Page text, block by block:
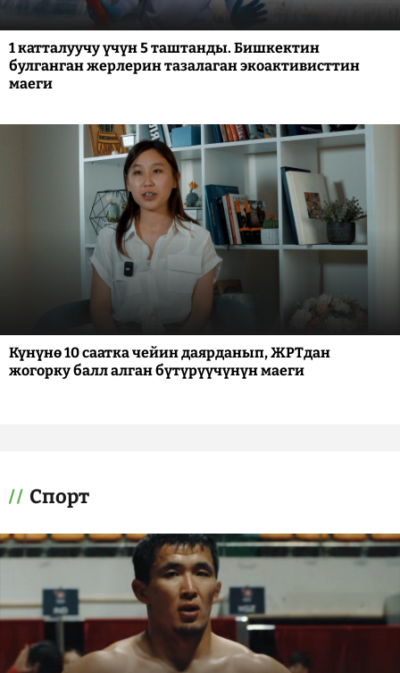
1 катталуучу үчүн 5 таштанды. Бишкектин
булганган жерлерин тазалаган экоактивисттин
маеги
Күнүнө 10 саатка чейин даярданып, ЖРТдан
жогорку балл алган бүтүрүүчүнүн маеги
Спорт